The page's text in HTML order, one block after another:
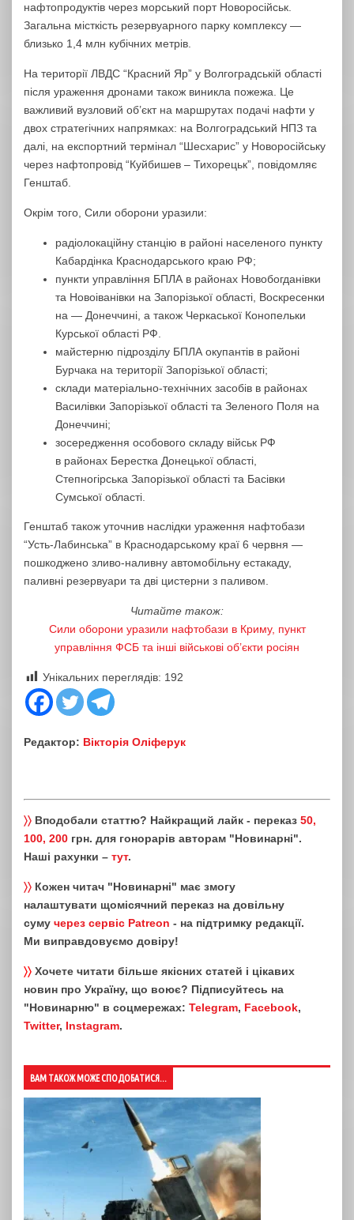
нафтопродуктів через морський порт Новоросійськ.
Загальна місткість резервуарного парку комплексу —
близько 1,4 млн кубічних метрів.
На території ЛВДС “Красний Яр” у Волгоградській області
після ураження дронами також виникла пожежа. Це
важливий вузловий об’єкт на маршрутах подачі нафти у
двох стратегічних напрямках: на Волгоградський НПЗ та
далі, на експортний термінал “Шесхарис” у Новоросійську
через нафтопровід “Куйбишев – Тихорецьк”, повідомляє
Генштаб.
Окрім того, Сили оборони уразили:
радіолокаційну станцію в районі населеного пункту
Кабардінка Краснодарського краю РФ;
пункти управління БПЛА в районах Новобогданівки
та Новоіванівки на Запорізької області, Воскресенки
на — Донеччині, а також Черкаської Конопельки
Курської області РФ.
майстерню підрозділу БПЛА окупантів в районі
Бурчака на території Запорізької області;
склади матеріально-технічних засобів в районах
Василівки Запорізької області та Зеленого Поля на
Донеччині;
зосередження особового складу військ РФ
в районах Берестка Донецької області,
Степногірська Запорізької області та Басівки
Сумської області.
Генштаб також уточнив наслідки ураження нафтобази
“Усть-Лабинська” в Краснодарському краї 6 червня —
пошкоджено зливо-наливну автомобільну естакаду,
паливні резервуари та дві цистерни з паливом.
Читайте також:
Сили оборони уразили нафтобази в Криму, пункт
управління ФСБ та інші військові об’єкти росіян
Унікальних переглядів: 192
Редактор: Вікторія Оліферук
〉〉 Вподобали статтю? Найкращий лайк - переказ 50,
100, 200 грн. для гонорарів авторам "Новинарні".
Наші рахунки – тут.
〉〉 Кожен читач "Новинарні" має змогу
налаштувати щомісячний переказ на довільну
суму через сервіс Patreon - на підтримку редакції.
Ми виправдовуємо довіру!
〉〉 Хочете читати більше якісних статей і цікавих
новин про Україну, що воює? Підписуйтесь на
"Новинарню" в соцмережах: Telegram, Facebook,
Twitter, Instagram.
ВАМ ТАКОЖ МОЖЕ СПОДОБАТИСЯ...